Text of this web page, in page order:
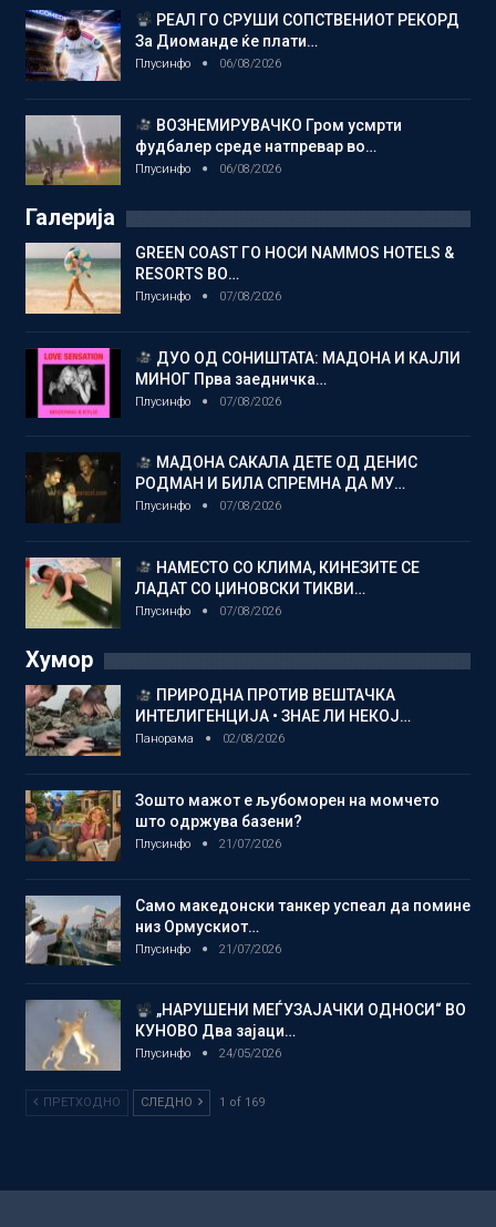
РЕАЛ ГО СРУШИ СОПСТВЕНИОТ РЕКОРД
За Диоманде ќе плати…
Плусинфо 06/08/2026
ВОЗНЕМИРУВАЧКО Гром усмрти
фудбалер среде натпревар во…
Плусинфо 06/08/2026
Галерија
GREEN COAST ГО НОСИ NAMMOS HOTELS &
RESORTS ВО…
Плусинфо 07/08/2026
ДУО ОД СОНИШТАТА: МАДОНА И КАЈЛИ
МИНОГ Прва заедничка…
Плусинфо 07/08/2026
МАДОНА САКАЛА ДЕТЕ ОД ДЕНИС
РОДМАН И БИЛА СПРЕМНА ДА МУ…
Плусинфо 07/08/2026
НАМЕСТО СО КЛИМА, КИНЕЗИТЕ СЕ
ЛАДАТ СО ЏИНОВСКИ ТИКВИ…
Плусинфо 07/08/2026
Хумор
ПРИРОДНА ПРОТИВ ВЕШТАЧКА
ИНТЕЛИГЕНЦИЈА • ЗНАЕ ЛИ НЕКОЈ…
Панорама 02/08/2026
Зошто мажот е љубоморен на момчето
што одржува базени?
Плусинфо 21/07/2026
Само македонски танкер успеал да помине
низ Ормускиот…
Плусинфо 21/07/2026
„НАРУШЕНИ МЕЃУЗАЈАЧКИ ОДНОСИ“ ВО
КУНОВО Два зајаци…
Плусинфо 24/05/2026
ПРЕТХОДНО СЛЕДНО 1 of 169